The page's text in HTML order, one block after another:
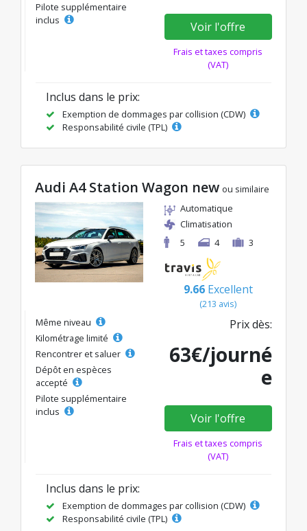
Pilote supplémentaire
inclus
Voir l'offre
Frais et taxes compris
(VAT)
Inclus dans le prix:
Exemption de dommages par collision (CDW)
Responsabilité civile (TPL)
Audi A4 Station Wagon new ou similaire
Automatique
Climatisation
5
4 3
9.66 Excellent
(213 avis)
Même niveau
Kilométrage limité
Rencontrer et saluer
Dépôt en espèces
accepté
Pilote supplémentaire
inclus
Prix dès:
63€/journé
e
Voir l'offre
Frais et taxes compris
(VAT)
Inclus dans le prix:
Exemption de dommages par collision (CDW)
Responsabilité civile (TPL)